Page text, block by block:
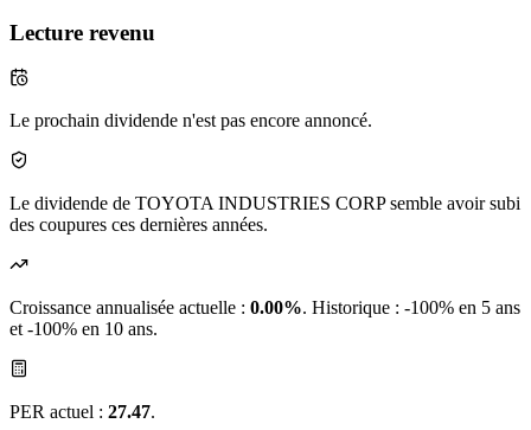
Lecture revenu
Le prochain dividende n'est pas encore annoncé.
Le dividende de TOYOTA INDUSTRIES CORP semble avoir subi
des coupures ces dernières années.
Croissance annualisée actuelle : 0.00%. Historique : -100% en 5 ans
et -100% en 10 ans.
PER actuel : 27.47.